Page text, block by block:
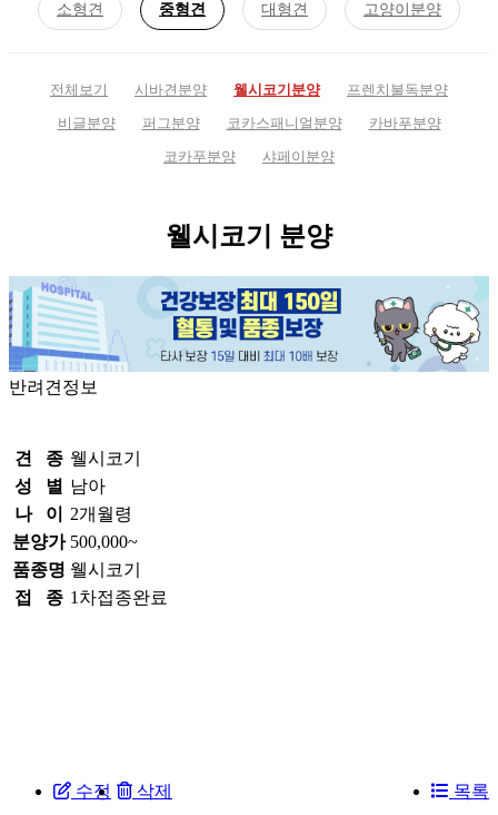
소형견 중형견 대형견 고양이분양
전체보기 시바견분양 웰시코기분양
프렌치불독분양
비글분양
퍼그분양 코카스패니얼분양
카바푸분양
코카푸분양
샤페이분양
웰시코기 분양
반려견정보
견 종 웰시코기
성 별 남아
나 이
2개월령
분양가 500,000~
품종명 웰시코기
접 종 1차접종완료
수정 삭제 목록